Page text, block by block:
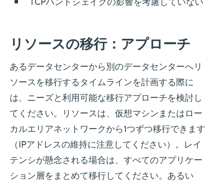
リソースの移行：アプローチ
あるデータセンターから別のデータセンターへリ
ソースを移行するタイムラインを計画する際に
は、ニーズと利用可能な移行アプローチを検討し
てください。リソースは、仮想マシンまたはロー
カルエリアネットワークから1つずつ移行できます
（IPアドレスの維持に注意してください）。レイ
テンシが懸念される場合は、すべてのアプリケー
ション層をまとめて移行してください。あるい